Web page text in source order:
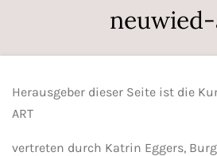
Herausgeber dieser Seite ist die
ART
vertreten durch Katrin Eggers,